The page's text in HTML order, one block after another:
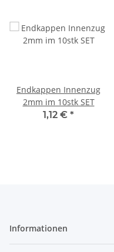
Endkappen Innenzug
2mm im 10stk SET
1,12 € *
Informationen